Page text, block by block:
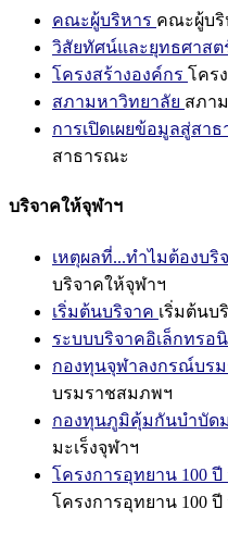
คณะผู้บริหาร คณะผู้บริ
วิสัยทัศน์และยุทธศาสต
โครงสร้างองค์กร โคร
สภามหาวิทยาลัย สภา
การเปิดเผยข้อมูลสู่สา
สาธารณะ
บริจาคให้จุฬาฯ
เหตุผลที่...ทำไมต้องบริ
บริจาคให้จุฬาฯ
เริ่มต้นบริจาค เริ่มต้นบ
ระบบบริจาคอิเล็กทรอ
กองทุนจุฬาลงกรณ์บร
บรมราชสมภพฯ
กองทุนภูมิคุ้มกันบำบัดม
มะเร็งจุฬาฯ
โครงการอุทยาน 100
โครงการอุทยาน 100